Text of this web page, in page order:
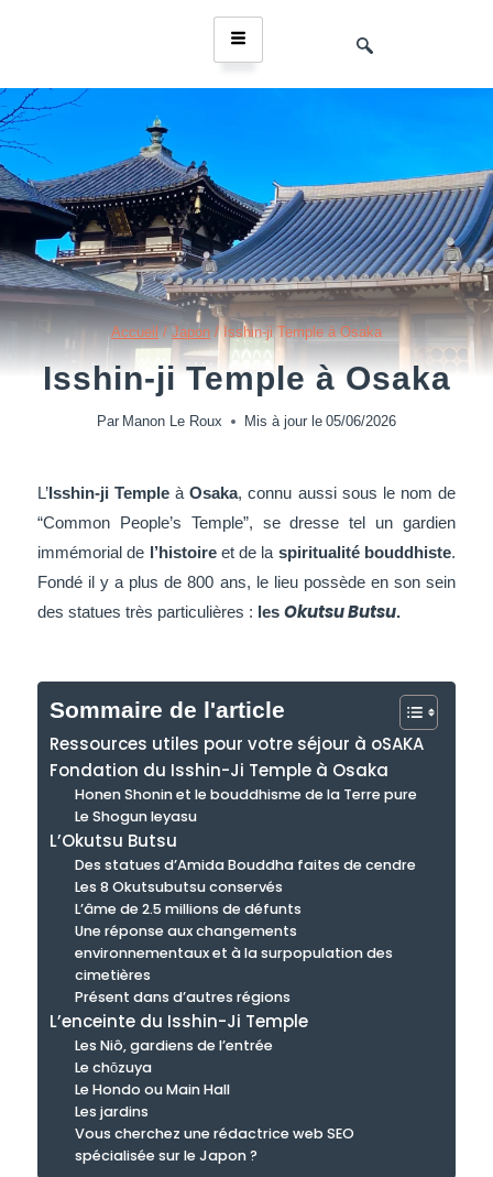
Accueil / Japon / Isshin-ji Temple à Osaka
Isshin-ji Temple à Osaka
Par Manon Le Roux Mis à jour le 05/06/2026
L’Isshin-ji Temple àOsaka, connu aussi sous le nom de
“Common People’s Temple”, se dresse tel un gardien
immémorial de l’histoireet de la spiritualité bouddhiste.
Fondé il y a plus de 800 ans, le lieu possède en son sein
des statues très particulières : les Okutsu Butsu.
Sommaire de l'article
Ressources utiles pour votre séjour à oSAKA
Fondation du Isshin-Ji Temple à Osaka
Honen Shonin et le bouddhisme de la Terre pure
Le Shogun Ieyasu
L’Okutsu Butsu
Des statues d’Amida Bouddha faites de cendre
Les 8 Okutsubutsu conservés
L’âme de 2.5 millions de défunts
Une réponse aux changements
environnementaux et à la surpopulation des
cimetières
Présent dans d’autres régions
L’enceinte du Isshin-Ji Temple
Les Niô, gardiens de l’entrée
Le chōzuya
Le Hondo ou Main Hall
Les jardins
Vous cherchez une rédactrice web SEO
spécialisée sur le Japon ?